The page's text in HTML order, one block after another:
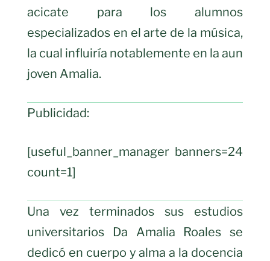
acicate para los alumnos
especializados en el arte de la música,
la cual influiría notablemente en la aun
joven Amalia.
Publicidad:
[useful_banner_manager banners=24
count=1]
Una vez terminados sus estudios
universitarios Da Amalia Roales se
dedicó en cuerpo y alma a la docencia